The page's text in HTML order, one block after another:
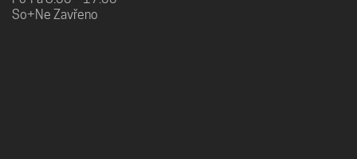
So+Ne Zavřeno